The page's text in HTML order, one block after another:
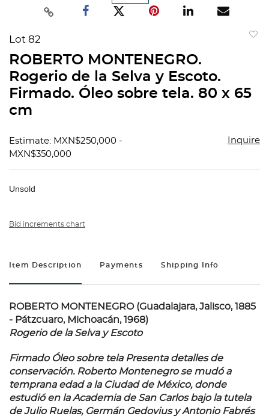
Lot 82
ROBERTO MONTENEGRO.
Rogerio de la Selva y Escoto.
Firmado. Óleo sobre tela. 80 x 65
cm
Estimate: MXN$250,000 -
MXN$350,000
Inquire
Unsold
Bid increments chart
Item Description Payments Shipping Info
ROBERTO MONTENEGRO (Guadalajara, Jalisco, 1885
- Pátzcuaro, Michoacán, 1968)
Rogerio de la Selva y Escoto
Firmado Óleo sobre tela Presenta detalles de
conservación. Roberto Montenegro se mudó a
temprana edad a la Ciudad de México, donde
estudió en la Academia de San Carlos bajo la tutela
de Julio Ruelas, Germán Gedovius y Antonio Fabrés